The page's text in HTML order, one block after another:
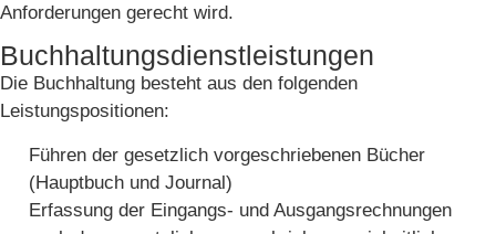
Anforderungen gerecht wird.
Buchhaltungsdienstleistungen
Die Buchhaltung besteht aus den folgenden
Leistungspositionen:
Führen der gesetzlich vorgeschriebenen Bücher
(Hauptbuch und Journal)
Erfassung der Eingangs- und Ausgangsrechnungen